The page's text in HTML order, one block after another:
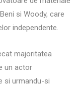
si Woody, care
independente.
majoritatea
un actor
si urmandu-si